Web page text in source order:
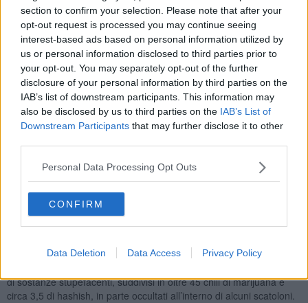
section to confirm your selection. Please note that after your
opt-out request is processed you may continue seeing
interest-based ads based on personal information utilized by
us or personal information disclosed to third parties prior to
your opt-out. You may separately opt-out of the further
disclosure of your personal information by third parties on the
IAB’s list of downstream participants. This information may
also be disclosed by us to third parties on the IAB’s List of
Downstream Participants that may further disclose it to other
Personal Data Processing Opt Outs
CONFIRM
Data Deletion Data Access Privacy Policy
trovato la porta aperta e insospettiti hanno voluto vederci più
chiaro. Ad un certo punto hanno notato un uomo che chiudeva il
bagagliaio di un'auto.
Il movimento sospetto ha subito attirato l’attenzione dei militari che,
temendo fosse un ladro, lo hanno fermato per un controllo sono
entrati all’interno del capannone per verificare che non vi fossero
effrazioni.
Durante il controllo però l’attenzione dei militari dell’Arma è stata
attirata da un fortissimo odore di “marijuana” proveniente da alcuni
box situati all’interno del capannone. A questo punto, l'uomo
fermato è stato sottoposto a perquisizione ed è stato trovato in
possesso di quasi 2.000 euro in contanti.
sui lucchetti dei box presenti all’interno del capannone, riuscendo
di sostanze stupefacenti, suddivisi in oltre 45 chili di marijuana e
circa 3,5 di hashish, in parte occultati all’interno di alcuni scatoloni.